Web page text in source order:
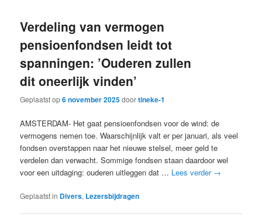
Verdeling van vermogen
pensioenfondsen leidt tot
spanningen: ’Ouderen zullen
dit oneerlijk vinden’
Geplaatst op6 november 2025doortineke-1
AMSTERDAM- Het gaat pensioenfondsen voor de wind: de
vermogens nemen toe. Waarschijnlijk valt er per januari, als veel
fondsen overstappen naar het nieuwe stelsel, meer geld te
verdelen dan verwacht. Sommige fondsen staan daardoor wel
voor een uitdaging: ouderen uitleggen dat … Lees verder →
Geplaatst in Divers, Lezersbijdragen